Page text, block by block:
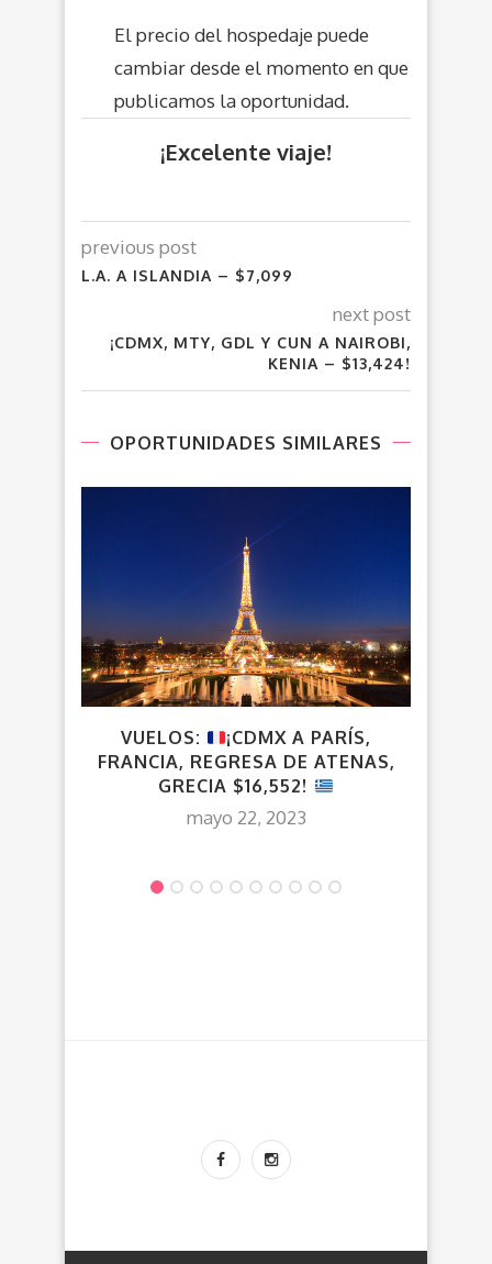
El precio del hospedaje puede
cambiar desde el momento en que
publicamos la oportunidad.
¡Excelente viaje!
previous post
L.A. A ISLANDIA – $7,099
next post
¡CDMX, MTY, GDL Y CUN A NAIROBI,
KENIA – $13,424!
OPORTUNIDADES SIMILARES
VUELOS:
¡CDMX A PARÍS,
FRANCIA, REGRESA DE ATENAS,
GRECIA $16,552!
mayo 22, 2023